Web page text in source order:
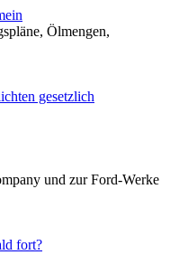
Ölmengen,
gesetzlich
und zur Ford-Werke
fort?